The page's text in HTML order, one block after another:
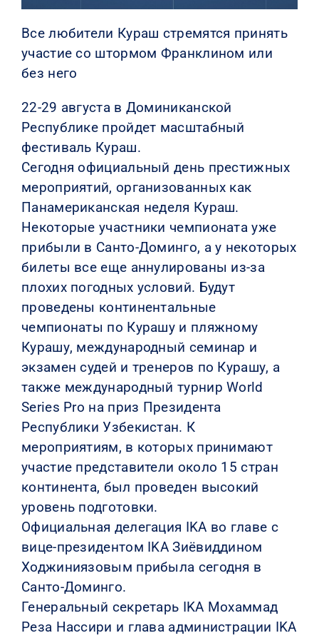
Все любители Кураш стремятся принять
участие со штормом Франклином или
без него
22-29 августа в Доминиканской
Республике пройдет масштабный
фестиваль Кураш.
Сегодня официальный день престижных
мероприятий, организованных как
Панамериканская неделя Кураш.
Некоторые участники чемпионата уже
прибыли в Санто-Доминго, а у некоторых
билеты все еще аннулированы из-за
плохих погодных условий. Будут
проведены континентальные
чемпионаты по Курашу и пляжному
Курашу, международный семинар и
экзамен судей и тренеров по Курашу, а
также международный турнир World
Series Pro на приз Президента
Республики Узбекистан. К
мероприятиям, в которых принимают
участие представители около 15 стран
континента, был проведен высокий
уровень подготовки.
Официальная делегация IKA во главе с
вице-президентом IKA Зиёвиддином
Ходжиниязовым прибыла сегодня в
Санто-Доминго.
Генеральный секретарь IKA Мохаммад
Реза Нассири и глава администрации IKA